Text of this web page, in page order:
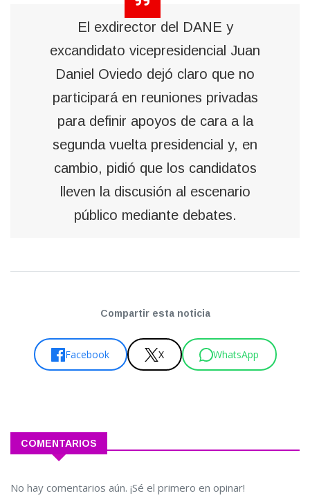
El exdirector del DANE y
excandidato vicepresidencial Juan
Daniel Oviedo dejó claro que no
participará en reuniones privadas
para definir apoyos de cara a la
segunda vuelta presidencial y, en
cambio, pidió que los candidatos
lleven la discusión al escenario
público mediante debates.
Compartir esta noticia
Facebook X WhatsApp
COMENTARIOS
No hay comentarios aún. ¡Sé el primero en opinar!